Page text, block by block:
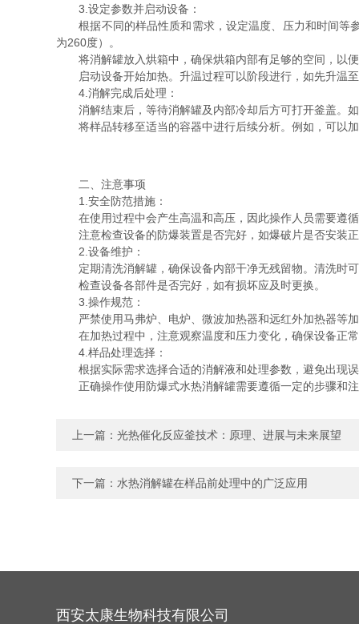
3.设定参数并启动设备：
根据不同的样品性质和需求，设定温度、压力和时间等
为260度）。
将消解罐放入烘箱中，确保烘箱内部有足够的空间，以
启动设备开始加热。升温过程可以阶段进行，如先升温
4.消解完成后处理：
消解结束后，等待消解罐及内部冷却后方可打开釜盖。如
将样品转移至适当的容器中进行后续分析。例如，可以
二、注意事项
1.安全防范措施：
在使用过程中会产生高温和高压，因此操作人员需要遵循
注意检查设备的防爆装置是否完好，如爆破片是否安装
2.设备维护：
定期清洗消解罐，确保设备内部干净无残留物。清洗时
检查设备各部件是否完好，如有损坏应及时更换。
3.操作规范：
严禁使用马弗炉、电炉、微波加热器和远红外加热器等加
在加热过程中，注意观察温度和压力变化，确保设备正
4.样品处理选择：
根据实际需求选择合适的消解液和处理参数，避免出现误
正确操作使用防爆式水热消解罐需要遵循一定的步骤和注
上一篇： 光热催化反应釜技术：原理、进展与未来展望
下一篇： 水热消解罐在样品前处理中的广泛应用
西安太康生物科技有限公司